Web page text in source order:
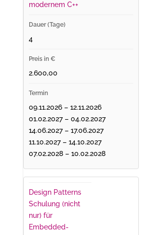
modernem C++
4
2.600,00
09.11.2026 – 12.11.2026
01.02.2027 – 04.02.2027
14.06.2027 – 17.06.2027
11.10.2027 – 14.10.2027
07.02.2028 – 10.02.2028
Design Patterns
Schulung (nicht
nur) für
Embedded-